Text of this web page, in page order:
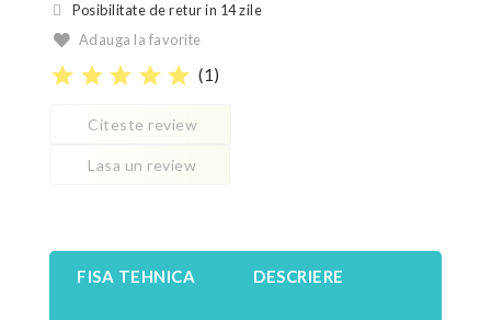
Posibilitate de retur in 14 zile
Adauga la favorite
star star star star star (1)
Citeste review
Lasa un review
FISA TEHNICA DESCRIERE